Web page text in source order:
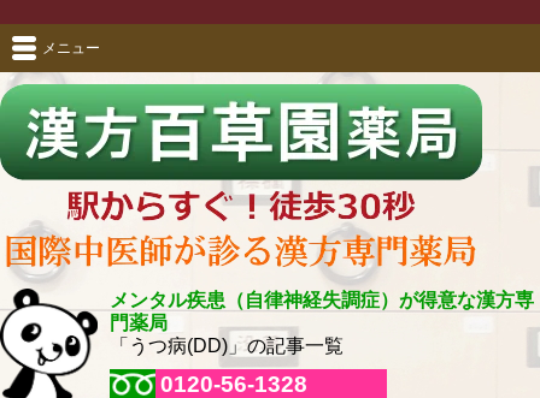
メンタル疾患（自律神経失調症）が得意な漢方専
門薬局
「うつ病(DD)」の記事一覧
0120-56-1328
メニュー